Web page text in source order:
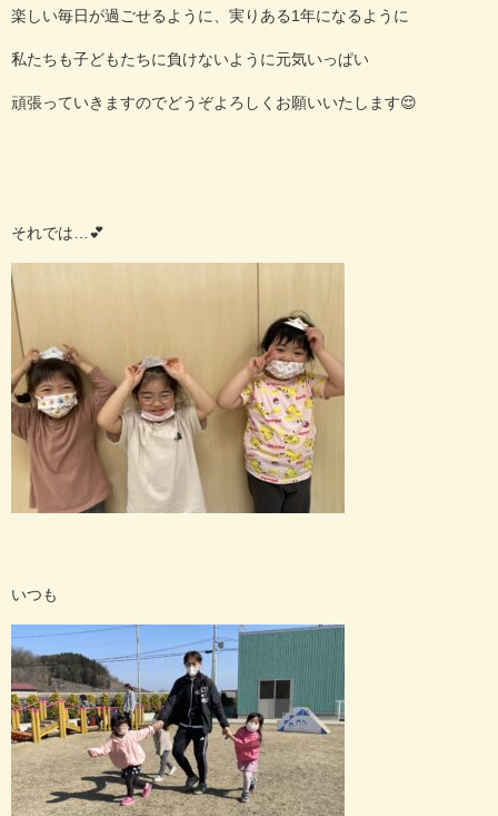
楽しい毎日が過ごせるように、実りある1年になるように
私たちも子どもたちに負けないように元気いっぱい
頑張っていきますのでどうぞよろしくお願いいたします😌
それでは…💕
いつも